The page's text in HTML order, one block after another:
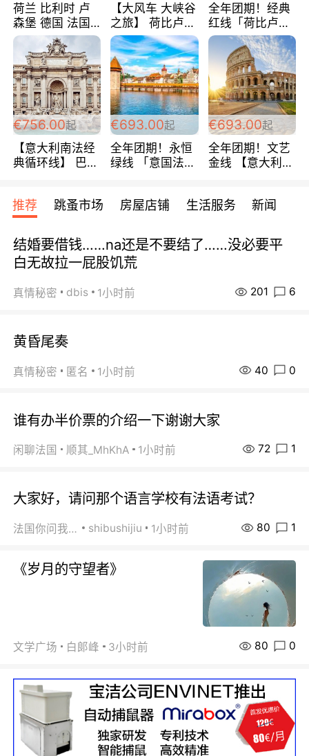
荷兰 比利时 卢
森堡 德国 法国
超爽玩遍西欧 循
环线 全程四星宾
馆 108欧/人/天
【大风车 大峡谷
之旅】 荷比卢德
法 巴黎上下 经
典五国四日游
488欧/人
全年团期！经典
红线「荷比卢德
法」七天循环 五
国 仅售99欧/人/
天！巴黎上下！
包拼房~
€756.00起
【意大利南法经
典循环线】 巴黎
宾馆 108欧/天起
全程756欧/位
€693.00起
全年团期！永恒
绿线 「意国法
欧/天起 ~包拼房
€693.00起
全年团期！文艺
金线 【意大利一
每周铁发！
推荐 跳蚤市场 房屋店铺 生活服务 新闻
结婚要借钱……na还是不要结了……没必要平
白无故拉一屁股饥荒
真情秘密 dbis 1小时前 201 6
黄昏尾奏
真情秘密 匿名 1小时前 40 0
谁有办半价票的介绍一下谢谢大家
闲聊法国 顺其_MhKhA 1小时前 72 1
大家好，请问那个语言学校有法语考试？
法国你问我答 shibushijiu 1小时前 80 1
《岁月的守望者》
文学广场 白郞峰 3小时前 80 0